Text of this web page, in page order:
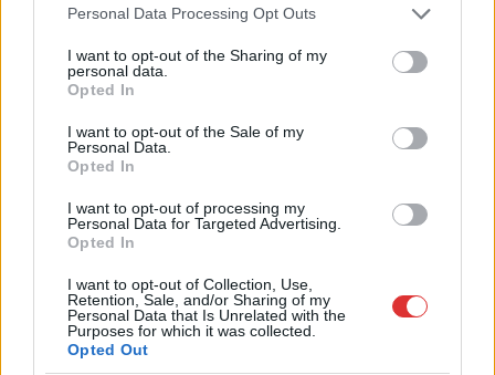
Please note that this website/app uses one or more Google
not limited to your visit or usage behaviour. You may click to
grant or deny consent to Google and its third-party tags to
use your data for below specified purposes in below Google
consent section.
Personal Data Processing Opt Outs
I want to opt-out of the Sharing of my
personal data.
Opted In
I want to opt-out of the Sale of my
Personal Data.
Opted In
I want to opt-out of processing my
Personal Data for Targeted Advertising.
Opted In
I want to opt-out of Collection, Use,
Retention, Sale, and/or Sharing of my
Personal Data that Is Unrelated with the
Purposes for which it was collected.
Opted Out
Hírlevél feliratkozás
Adja meg keresztnevét:
meg e-mail címét: